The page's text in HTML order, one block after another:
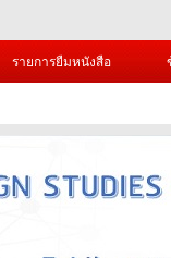
รายการยืมหนังสือ